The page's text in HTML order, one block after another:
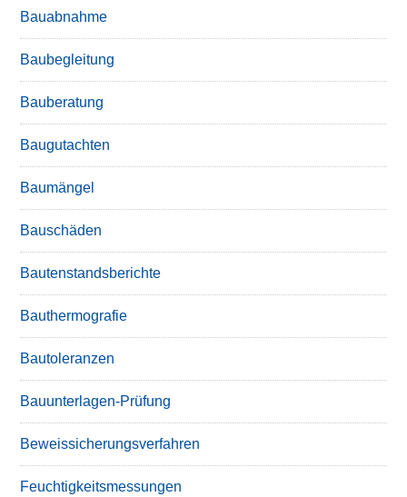
Bauabnahme
Baubegleitung
Bauberatung
Baugutachten
Baumängel
Bauschäden
Bautenstandsberichte
Bauthermografie
Bautoleranzen
Bauunterlagen-Prüfung
Beweissicherungsverfahren
Feuchtigkeitsmessungen